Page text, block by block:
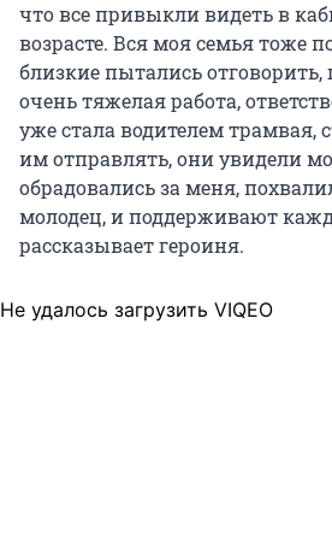
что все привыкли видеть в
возрасте. Вся моя семья тоже
близкие пытались отговорить,
очень тяжелая работа,
уже стала водителем трамвая,
им отправлять, они увидели
обрадовались за меня,
молодец, и поддерживают
рассказывает героиня.
Не удалось загрузить VIQEO